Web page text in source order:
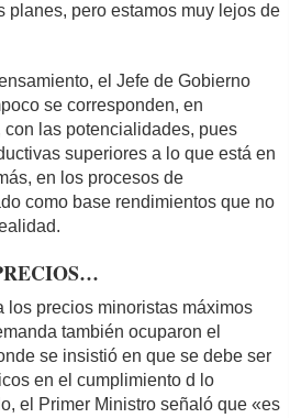
planes, pero estamos muy lejos de
el Jefe de Gobierno
se corresponden, en
las potencialidades, pues
superiores a lo que está en
en los procesos de
como base rendimientos que no
los precios minoristas máximos
también ocuparon el
se insistió en que se debe ser
en el cumplimiento d lo
el Primer Ministro señaló que «es